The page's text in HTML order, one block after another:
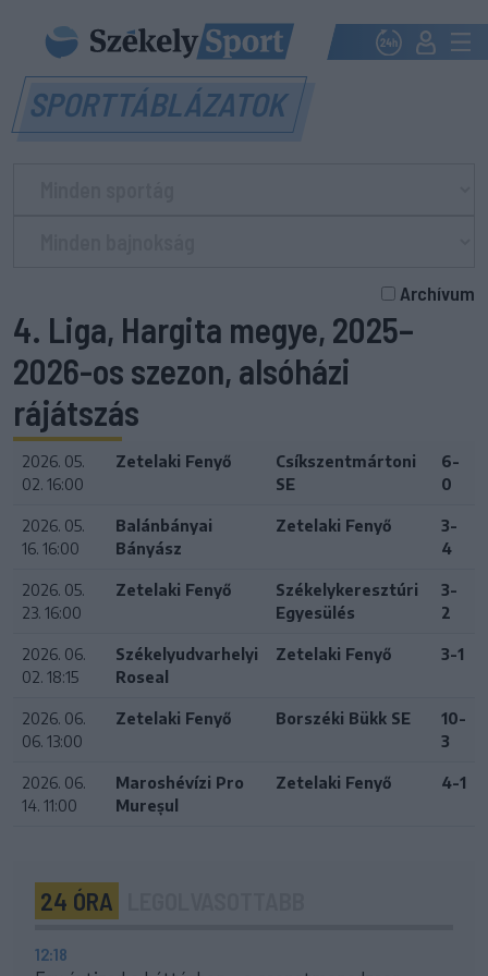
SPORTTÁBLÁZATOK
Archívum
4. Liga, Hargita megye, 2025–
2026-os szezon, alsóházi
rájátszás
2026. 05.
02. 16:00
Zetelaki Fenyő
Csíkszentmártoni
SE
6-
0
2026. 05.
16. 16:00
Balánbányai
Bányász
Zetelaki Fenyő
3-
4
2026. 05.
23. 16:00
Zetelaki Fenyő
Székelykeresztúri
Egyesülés
3-
2
2026. 06.
02. 18:15
Székelyudvarhelyi
Roseal
Zetelaki Fenyő 3-1
2026. 06.
06. 13:00
Zetelaki Fenyő Borszéki Bükk SE
10-
3
2026. 06.
14. 11:00
Maroshévízi Pro
Mureșul
Zetelaki Fenyő 4-1
24 ÓRA
12:18